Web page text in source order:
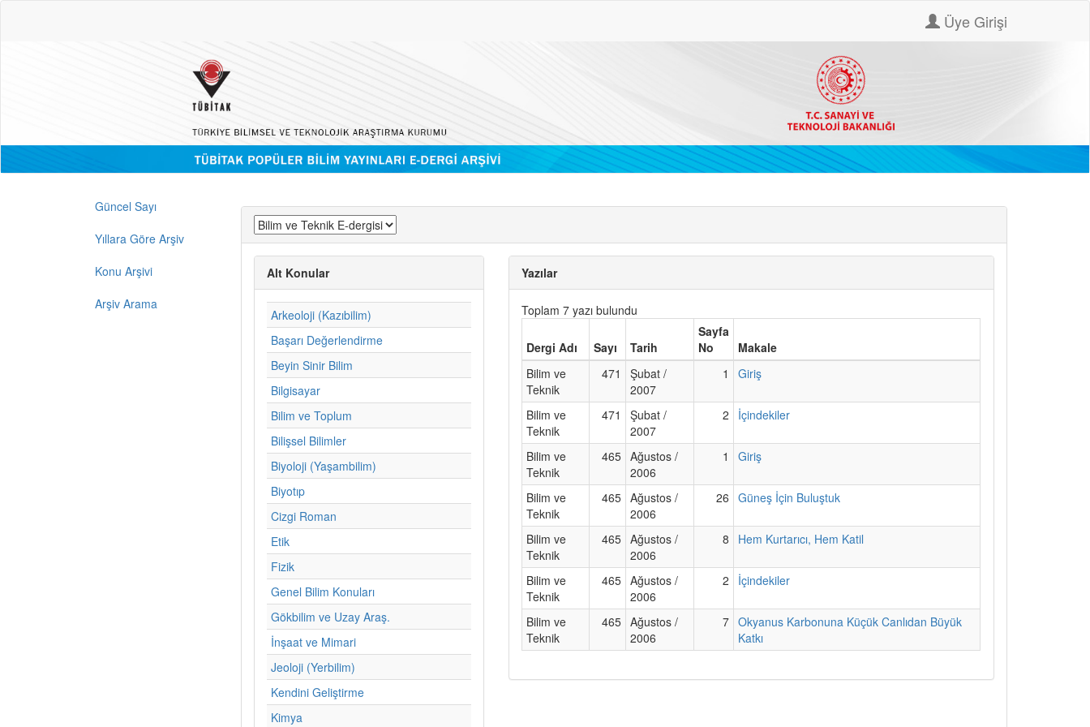
Üye Girişi
Güncel Sayı
Yıllara Göre Arşiv
Konu Arşivi
Arşiv Arama
Alt Konular
Arkeoloji (Kazıbilim)
Başarı Değerlendirme
Beyin Sinir Bilim
Bilgisayar
Bilim ve Toplum
Bilişsel Bilimler
Biyoloji (Yaşambilim)
Biyotıp
Cizgi Roman
Etik
Fizik
Genel Bilim Konuları
Gökbilim ve Uzay Araş.
İnşaat ve Mimari
Jeoloji (Yerbilim)
Kendini Geliştirme
Kimya
Yazılar
Toplam 7 yazı bulundu
Dergi Adı Sayı Tarih
Sayfa
No
Makale
Bilim ve
Teknik
471
Şubat /
2007
1 Giriş
Bilim ve
Teknik
471
Şubat /
2007
2 İçindekiler
Bilim ve
Teknik
465 Ağustos /
2006
1 Giriş
Bilim ve
Teknik
465 Ağustos /
2006
26 Güneş İçin Buluştuk
Bilim ve
Teknik
465 Ağustos /
2006
8 Hem Kurtarıcı, Hem Katil
Bilim ve
Teknik
465 Ağustos /
2006
2 İçindekiler
Bilim ve
Teknik
465 Ağustos /
2006
7 Okyanus Karbonuna Küçük Canlıdan Büyük
Katkı